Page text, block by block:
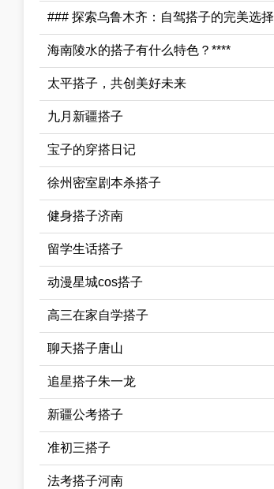
### 探索乌鲁木齐：自驾搭子的完美选择
海南陵水的搭子有什么特色？****
太平搭子，共创美好未来
九月新疆搭子
宝子的穿搭日记
徐州密室剧本杀搭子
健身搭子济南
留学生话搭子
动漫星城cos搭子
高三在家自学搭子
聊天搭子唐山
追星搭子朱一龙
新疆公考搭子
准初三搭子
法考搭子河南